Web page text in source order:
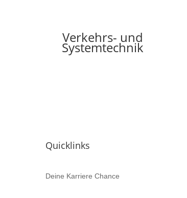
Verkehrs- und
Systemtechnik
Quicklinks
Deine Karriere Chance